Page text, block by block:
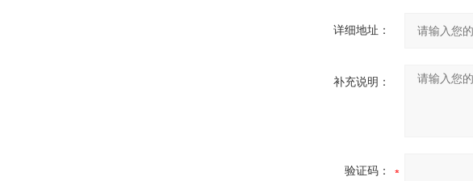
详细地址：
补充说明：
验证码：